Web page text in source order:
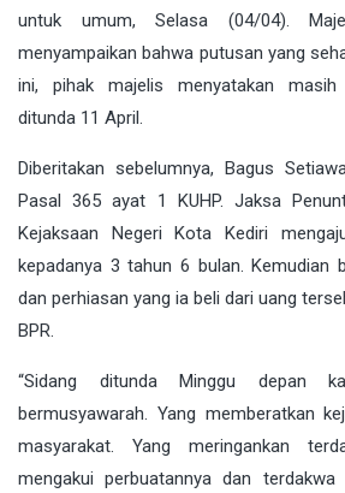
untuk umum, Selasa (04/04).
menyampaikan bahwa putusan yang
ini, pihak majelis menyatakan masih
ditunda 11 April.
Diberitakan sebelumnya, Bagus
Pasal 365 ayat 1 KUHP. Jaksa
Kejaksaan Negeri Kota Kediri
kepadanya 3 tahun 6 bulan. Kemudian
dan perhiasan yang ia beli dari uang
BPR.
“Sidang ditunda Minggu depan
bermusyawarah. Yang memberatkan
masyarakat. Yang meringankan
mengakui perbuatannya dan terdakwa